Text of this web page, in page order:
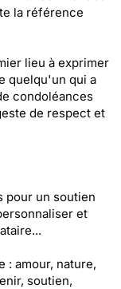
la référence
lieu à exprimer
quelqu'un qui a
condoléances
de respect et
pour un soutien
et
: amour, nature,
soutien,